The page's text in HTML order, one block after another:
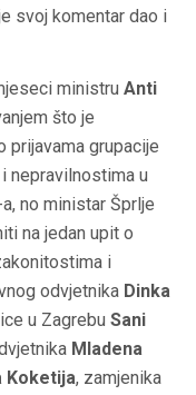
svoj komentar dao i
ministru Anti
što je
grupacije
nepravilnostima u
no ministar Šprlje
na jedan upit o
i
odvjetnika Dinka
u Zagrebu Sani
Mladena
Koketija, zamjenika